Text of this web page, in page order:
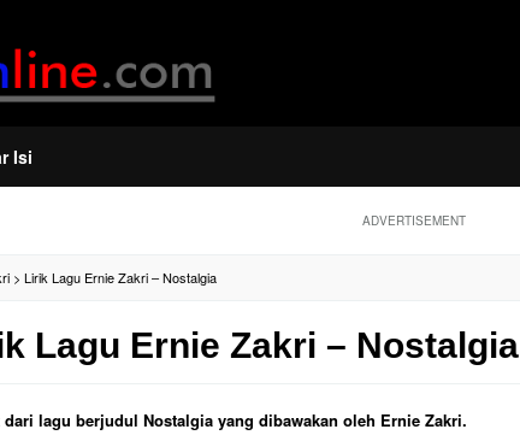
Isi
ADVERTISEMENT
> Lirik Lagu Ernie Zakri – Nostalgia
Lagu Ernie Zakri – Nostalgia
lagu berjudul Nostalgia yang dibawakan oleh Ernie Zakri.